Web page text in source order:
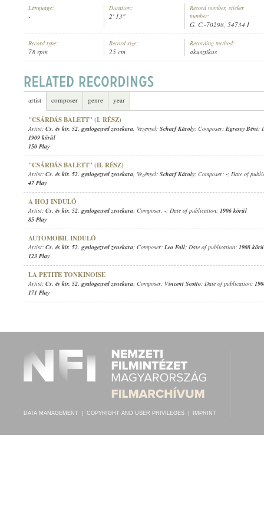
Language:
-
Duration:
2' 13"
Record number, sticker
number:
G. C.-70298, 54734 I
Record type:
78 rpm
Record size:
25 cm
Recording method:
akusztikus
artist composer genre year
"CSÁRDÁS BALETT" (I. RÉSZ)
Artist: Cs. és kir. 52. gyalogezred zenekara, Vezényel: Scharf Károly; Composer: Egressy Béni;
1909 körül
150 Play
"CSÁRDÁS BALETT" (II. RÉSZ)
Artist: Cs. és kir. 52. gyalogezred zenekara, Vezényel: Scharf Károly; Composer: -; Date of
47 Play
A HOJ INDULÓ
Artist: Cs. és kir. 52. gyalogezred zenekara; Composer: -; Date of publication: 1906 körül
85 Play
AUTOMOBIL INDULÓ
Artist: Cs. és kir. 52. gyalogezred zenekara; Composer: Leo Fall; Date of publication: 1908
123 Play
LA PETITE TONKINOISE
Artist: Cs. és kir. 52. gyalogezred zenekara; Composer: Vincent Scotto; Date of publication:
171 Play
DATA MANAGEMENT COPYRIGHT AND USER PRIVILEGES IMPRINT